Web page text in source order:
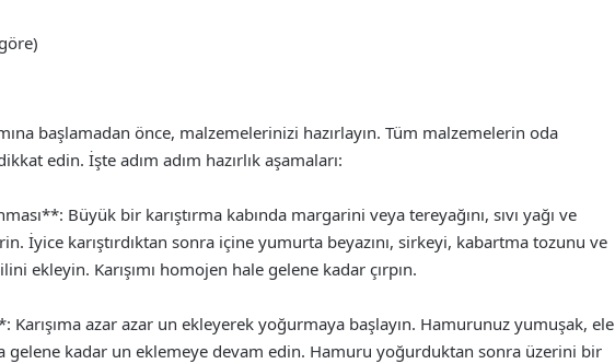
başlamadan önce, malzemelerinizi hazırlayın. Tüm malzemelerin oda
edin. İşte adım adım hazırlık aşamaları:
Büyük bir karıştırma kabında margarini veya tereyağını, sıvı yağı ve
İyice karıştırdıktan sonra içine yumurta beyazını, sirkeyi, kabartma tozunu ve
ekleyin. Karışımı homojen hale gelene kadar çırpın.
azar azar un ekleyerek yoğurmaya başlayın. Hamurunuz yumuşak, ele
gelene kadar un eklemeye devam edin. Hamuru yoğurduktan sonra üzerini bir